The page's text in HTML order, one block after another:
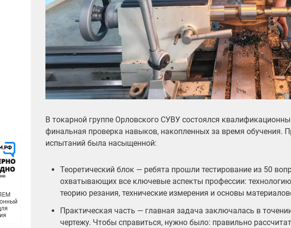
В токарной группе Орловского СУВУ состоялся
финальная проверка навыков, накопленных за время обучения.
испытаний была насыщенной:
Теоретический блок — ребята прошли тестирование из 50
охватывающих все ключевые аспекты профессии:
теорию резания, технические измерения и основы
Практическая часть — главная задача заключалась в
чертежу. Чтобы справиться, нужно было: правильно